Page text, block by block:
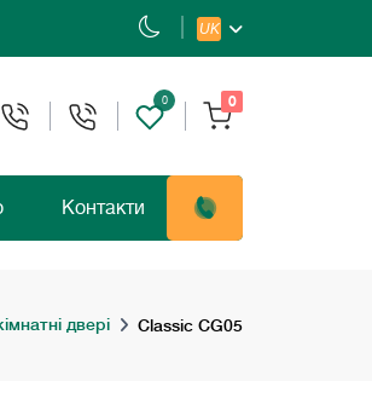
UK
0 0
Контакти
двері Classic CG05